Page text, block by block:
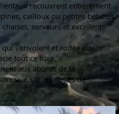
recouvrent entièrement
cailloux ou petites bébêtes.
serveurs et excellents
s’envolent et rodée aux
tout ce luxe.
aux abords de la
vue sur les dunes de